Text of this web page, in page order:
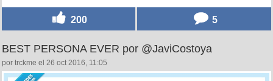
200 5
BEST PERSONA EVER por @JaviCostoya
por trckme el 26 oct 2016, 11:05